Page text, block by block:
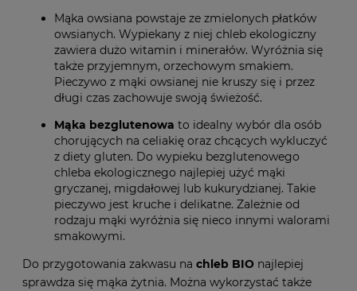
Mąka owsiana powstaje ze zmielonych płatków
owsianych. Wypiekany z niej chleb ekologiczny
zawiera dużo witamin i minerałów. Wyróżnia się
także przyjemnym, orzechowym smakiem.
Pieczywo z mąki owsianej nie kruszy się i przez
długi czas zachowuje swoją świeżość.
Mąka bezglutenowa to idealny wybór dla osób
chorujących na celiakię oraz chcących wykluczyć
z diety gluten. Do wypieku bezglutenowego
chleba ekologicznego najlepiej użyć mąki
gryczanej, migdałowej lub kukurydzianej. Takie
pieczywo jest kruche i delikatne. Zależnie od
rodzaju mąki wyróżnia się nieco innymi walorami
smakowymi.
Do przygotowania zakwasu na chleb BIO najlepiej
sprawdza się mąka żytnia. Można wykorzystać także